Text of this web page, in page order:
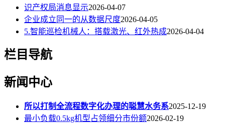
识产权局消息显示2026-04-07
企业成立同一的从数据尺度2026-04-05
5.智能巡检机械人：搭载激光、红外热成2026-04-04
栏目导航
新闻中心
所以打制全流程数字化办理的聪慧水务系2025-12-19
最小负载0.5kg机型占领细分市份额2026-02-19